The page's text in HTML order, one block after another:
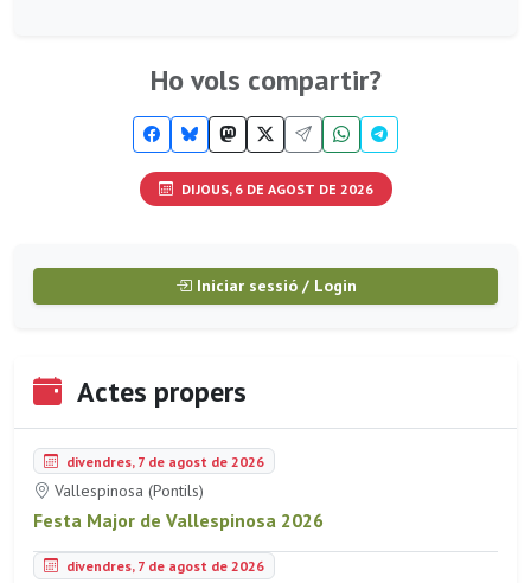
Ho vols compartir?
DIJOUS, 6 DE AGOST DE 2026
Iniciar sessió / Login
Actes propers
divendres, 7 de agost de 2026
Vallespinosa (Pontils)
Festa Major de Vallespinosa 2026
divendres, 7 de agost de 2026